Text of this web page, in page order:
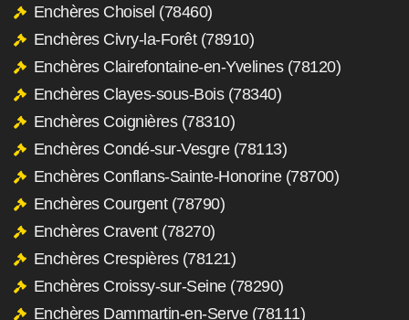
Enchères Choisel (78460)
Enchères Civry-la-Forêt (78910)
Enchères Clairefontaine-en-Yvelines (78120)
Enchères Clayes-sous-Bois (78340)
Enchères Coignières (78310)
Enchères Condé-sur-Vesgre (78113)
Enchères Conflans-Sainte-Honorine (78700)
Enchères Courgent (78790)
Enchères Cravent (78270)
Enchères Crespières (78121)
Enchères Croissy-sur-Seine (78290)
Enchères Dammartin-en-Serve (78111)